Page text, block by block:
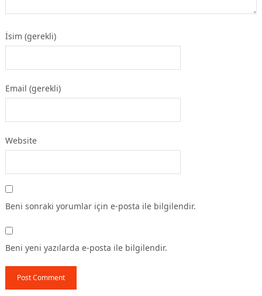
İsim (gerekli)
Email (gerekli)
Website
Beni sonraki yorumlar için e-posta ile bilgilendir.
Beni yeni yazılarda e-posta ile bilgilendir.